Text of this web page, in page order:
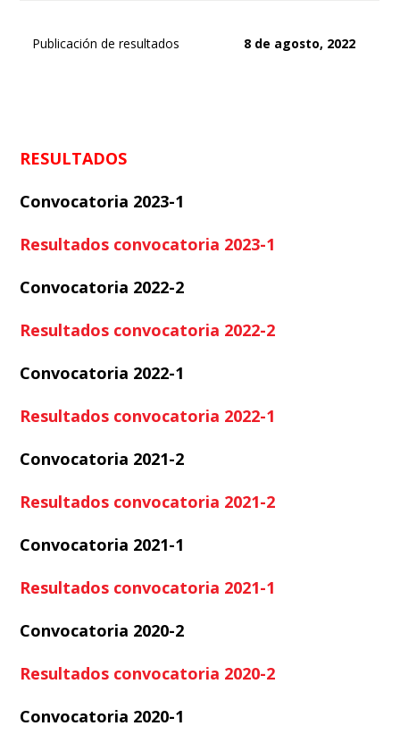
Publicación de resultados 8 de agosto, 2022
RESULTADOS
Convocatoria 2023-1
Resultados convocatoria 2023-1
Convocatoria 2022-2
Resultados convocatoria 2022-2
Convocatoria 2022-1
Resultados convocatoria 2022-1
Convocatoria 2021-2
Resultados convocatoria 2021-2
Convocatoria 2021-1
Resultados convocatoria 2021-1
Convocatoria 2020-2
Resultados convocatoria 2020-2
Convocatoria 2020-1